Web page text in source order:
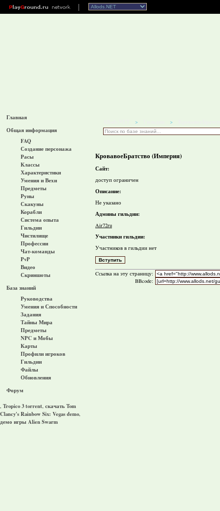
Главная
Общая информация
FAQ
Создание персонажа
Расы
Классы
Характеристики
Умения и Вехи
Предметы
Руны
Скакуны
Корабли
Система опыта
Гильдии
Чистилище
Профессии
Чат-команды
PvP
Видео
Скриншоты
База знаний
Руководства
Умения и Способности
Задания
Тайны Мира
Предметы
NPC и Мобы
Карты
Профили игроков
Гильдии
Файлы
Обновления
Форум
, Tropico 3 torrent, скачать Tom
Clancy's Rainbow Six: Vegas demo,
демо игры Alien Swarm
> >
КровавоеБратство (Империя)
Сайт:
доступ ограничен
Описание:
Не указано
Админы гильдии:
Air72ru
Участники гильдии:
Участников в гильдии нет
Cсылка на эту страницу:
BBcode: